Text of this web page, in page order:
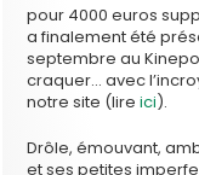
pour 4000 euros
a finalement été
septembre au
craquer… avec
notre site (lireici).
Drôle, émouvant,
et ses petites